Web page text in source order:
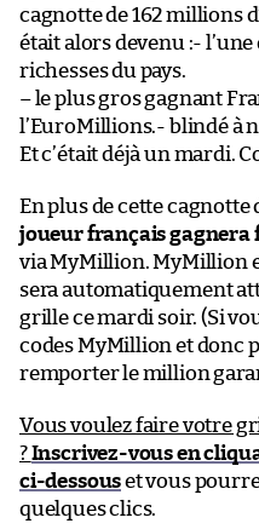
cagnotte de 162 millions
était alors devenu :- l’une
richesses du pays.
– le plus gros gagnant
l’EuroMillions.- blindé à
Et c’était déjà un mardi.
En plus de cette cagnotte
joueur français gagnera
via MyMillion. MyMillion
sera automatiquement
grille ce mardi soir. (Si
codes MyMillion et donc
remporter le million
Vous voulez faire votre
?Inscrivez-vous en
ci-dessouset vous
quelques clics.